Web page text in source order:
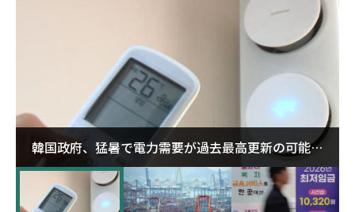
韓国政府、猛暑で電力需要が過去最高更新の可能性
に需給対応体制を点検